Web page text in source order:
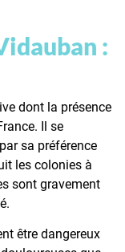
:
dont la présence
Il se
sa préférence
les colonies à
sont gravement
être dangereux